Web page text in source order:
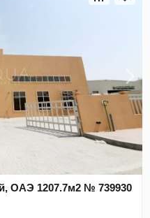
ОАЭ 1207.7м2 № 739930